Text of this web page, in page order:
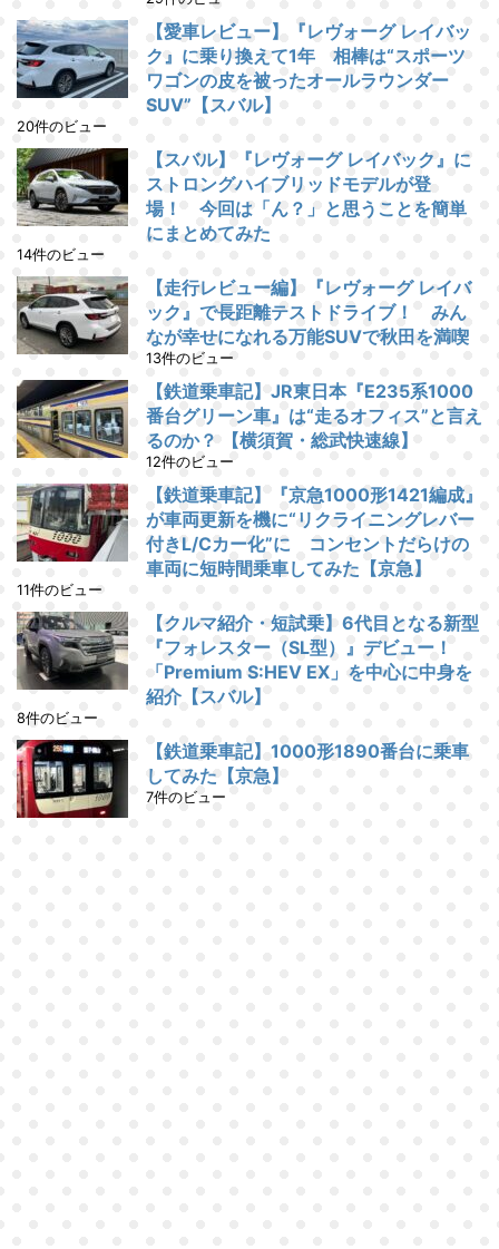
【愛車レビュー】『レヴォーグ レイバッ
ク』に乗り換えて1年 相棒は“スポーツ
ワゴンの皮を被ったオールラウンダー
SUV”【スバル】
20件のビュー
【スバル】『レヴォーグ レイバック』に
ストロングハイブリッドモデルが登
場！ 今回は「ん？」と思うことを簡単
にまとめてみた
14件のビュー
【走行レビュー編】『レヴォーグ レイバ
ック』で長距離テストドライブ！ みん
なが幸せになれる万能SUVで秋田を満喫
13件のビュー
【鉄道乗車記】JR東日本『E235系1000
番台グリーン車』は“走るオフィス”と言え
るのか？ 【横須賀・総武快速線】
12件のビュー
【鉄道乗車記】『京急1000形1421編成』
が車両更新を機に“リクライニングレバー
付きL/Cカー化”に コンセントだらけの
車両に短時間乗車してみた【京急】
11件のビュー
【クルマ紹介・短試乗】6代目となる新型
『フォレスター（SL型）』デビュー！
「Premium S:HEV EX」を中心に中身を
紹介【スバル】
8件のビュー
【鉄道乗車記】1000形1890番台に乗車
してみた【京急】
7件のビュー